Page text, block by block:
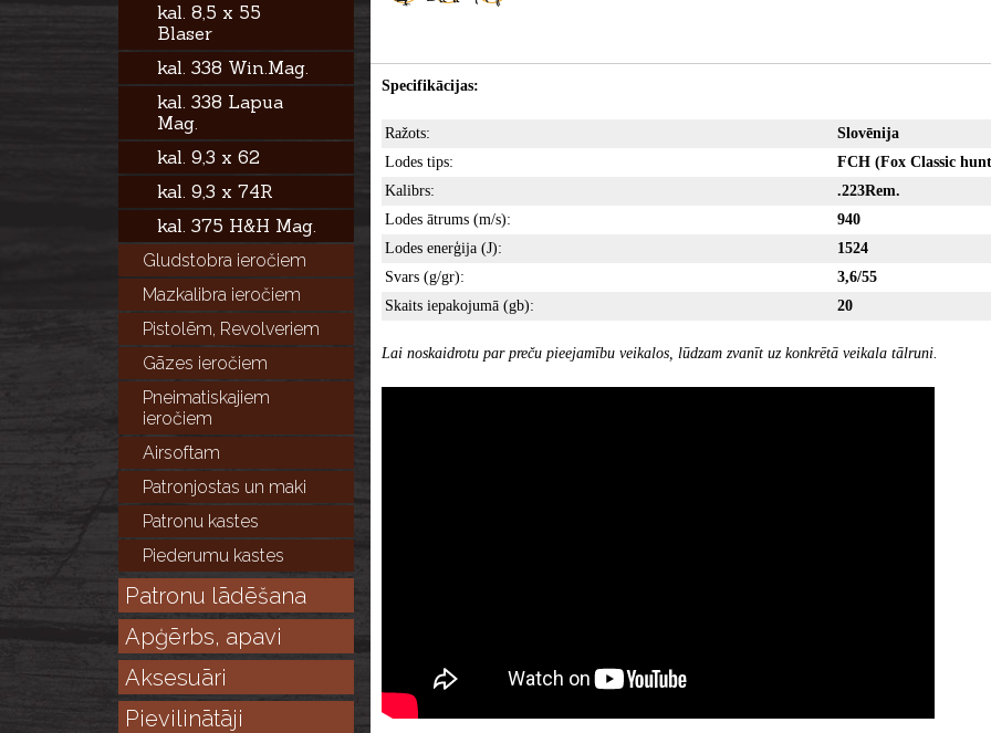
kal. 8,5 x 55
Blaser
kal. 338 Win.Mag.
kal. 338 Lapua
Mag.
kal. 9,3 x 62
kal. 9,3 x 74R
kal. 375 H&H Mag.
Gludstobra ieročiem
Mazkalibra ieročiem
Pistolēm, Revolveriem
Gāzes ieročiem
Pneimatiskajiem
ieročiem
Airsoftam
Patronjostas un maki
Patronu kastes
Piederumu kastes
Patronu lādēšana
Apģērbs, apavi
Aksesuāri
Pievilinātāji
Specifikācijas:
Ražots:
Slovēnija
Lodes tips:
FCH (Fox Classic
Kalibrs:
.223Rem.
Lodes ātrums (m/s):
940
Lodes enerģija (J):
1524
Svars (g/gr):
3,6/55
Skaits iepakojumā (gb):
20
Lai noskaidrotu par preču pieejamību veikalos, lūdzam zvanīt uz konkrētā veikala tālruni.